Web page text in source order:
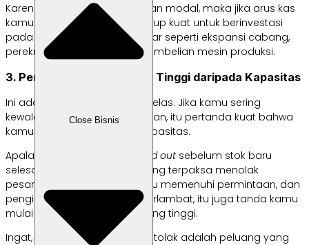
Close Bisnis
Karena
scale-upmembutuhkan modal, maka jika arus kas
kamu stabil, artinya kamu cukup kuat untuk berinvestasi
pada sesuatu yang lebih besar seperti ekspansi cabang,
perekrutan karyawan, atau pembelian mesin produksi.
3. Permintaan Sudah Lebih Tinggi daripada Kapasitas
Ini adalah sinyal yang paling jelas. Jika kamu sering
kewalahan melayani pelanggan, itu pertanda kuat bahwa
kamu perlu memperbesar kapasitas.
Apalagi jika barang sering
sold out sebelum stok baru
selesai, tim sering lembur, sering terpaksa menolak
pesanan karena tidak mampu memenuhi permintaan, dan
pengiriman pesanan mulai terlambat, itu juga tanda kamu
mulai memiliki permintaan yang tinggi.
Ingat, setiap pesanan yang ditolak adalah peluang yang